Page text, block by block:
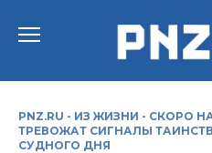
PNZ.RU - ИЗ ЖИЗНИ - СКОРО
ТРЕВОЖАТ СИГНАЛЫ
СУДНОГО ДНЯ